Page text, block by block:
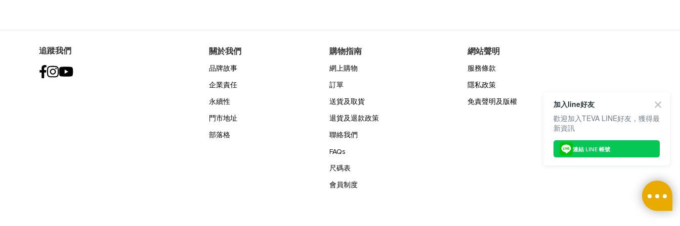
追蹤我們 關於我們
品牌故事
企業責任
永續性
門市地址
部落格
購物指南
網上購物
訂單
送貨及取貨
退貨及退款政策
聯絡我們
FAQs
尺碼表
會員制度
網站聲明
服務條款
隱私政策
免責聲明及版權
加入line好友
歡迎加入TEVA LINE好友，獲得最
新資訊
連結 LINE 帳號